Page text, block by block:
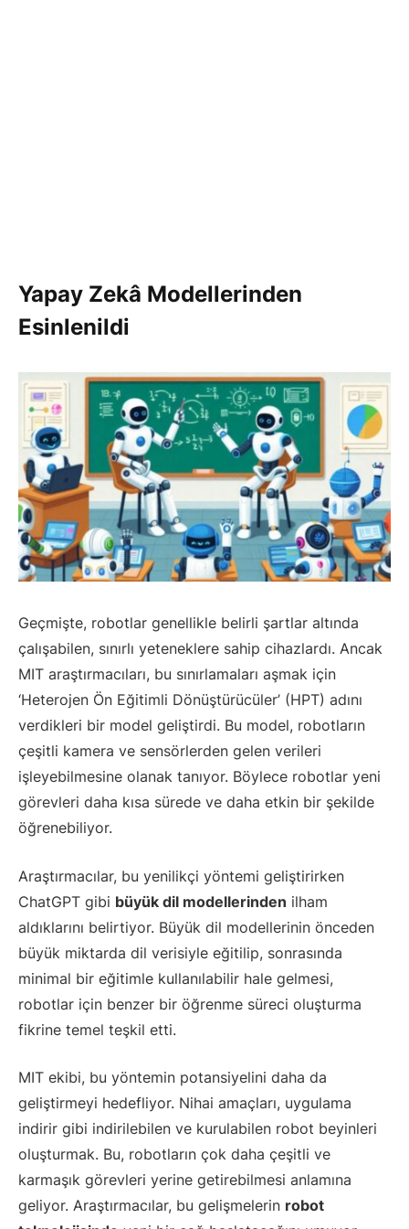
Yapay Zekâ Modellerinden
Esinlenildi
Geçmişte, robotlar genellikle belirli şartlar altında
çalışabilen, sınırlı yeteneklere sahip cihazlardı. Ancak
MIT araştırmacıları, bu sınırlamaları aşmak için
‘Heterojen Ön Eğitimli Dönüştürücüler’ (HPT) adını
verdikleri bir model geliştirdi. Bu model, robotların
çeşitli kamera ve sensörlerden gelen verileri
işleyebilmesine olanak tanıyor. Böylece robotlar yeni
görevleri daha kısa sürede ve daha etkin bir şekilde
öğrenebiliyor.
Araştırmacılar, bu yenilikçi yöntemi geliştirirken
ChatGPT gibi büyük dil modellerinden ilham
aldıklarını belirtiyor. Büyük dil modellerinin önceden
büyük miktarda dil verisiyle eğitilip, sonrasında
minimal bir eğitimle kullanılabilir hale gelmesi,
robotlar için benzer bir öğrenme süreci oluşturma
fikrine temel teşkil etti.
MIT ekibi, bu yöntemin potansiyelini daha da
geliştirmeyi hedefliyor. Nihai amaçları, uygulama
indirir gibi indirilebilen ve kurulabilen robot beyinleri
oluşturmak. Bu, robotların çok daha çeşitli ve
karmaşık görevleri yerine getirebilmesi anlamına
geliyor. Araştırmacılar, bu gelişmelerin robot